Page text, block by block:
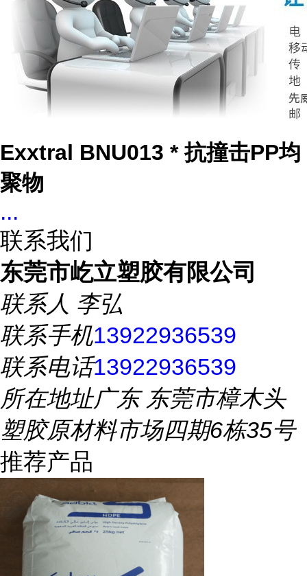
Exxtral BNU013 * 抗撞击PP均
聚物
...
联系我们
东莞市屹立塑胶有限公司
联系人 李弘
联系手机13922936539
联系电话13922936539
所在地址广东 东莞市樟木头
塑胶原材料市场四期6栋35号
推荐产品